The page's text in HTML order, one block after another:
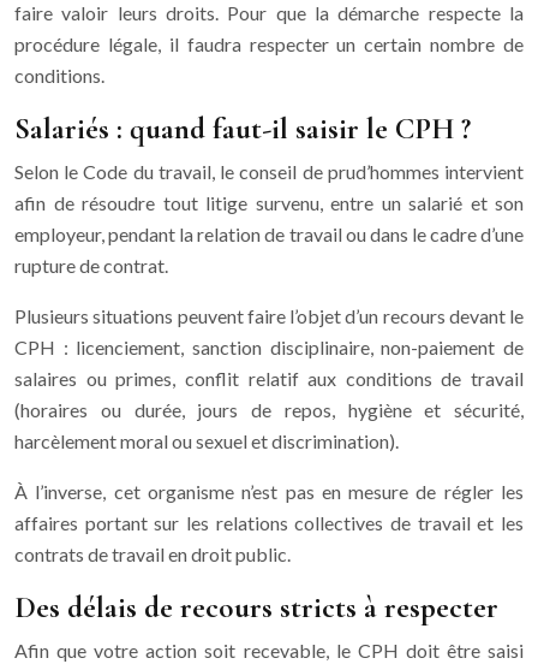
faire valoir leurs droits. Pour que la démarche respecte la
procédure légale, il faudra respecter un certain nombre de
conditions.
Salariés : quand faut-il saisir le CPH ?
Selon le Code du travail, le conseil de prud’hommes intervient
afin de résoudre tout litige survenu, entre un salarié et son
employeur, pendant la relation de travail ou dans le cadre d’une
rupture de contrat.
Plusieurs situations peuvent faire l’objet d’un recours devant le
CPH : licenciement, sanction disciplinaire, non-paiement de
salaires ou primes, conflit relatif aux conditions de travail
(horaires ou durée, jours de repos, hygiène et sécurité,
harcèlement moral ou sexuel et discrimination).
À l’inverse, cet organisme n’est pas en mesure de régler les
affaires portant sur les relations collectives de travail et les
contrats de travail en droit public.
Des délais de recours stricts à respecter
Afin que votre action soit recevable, le CPH doit être saisi